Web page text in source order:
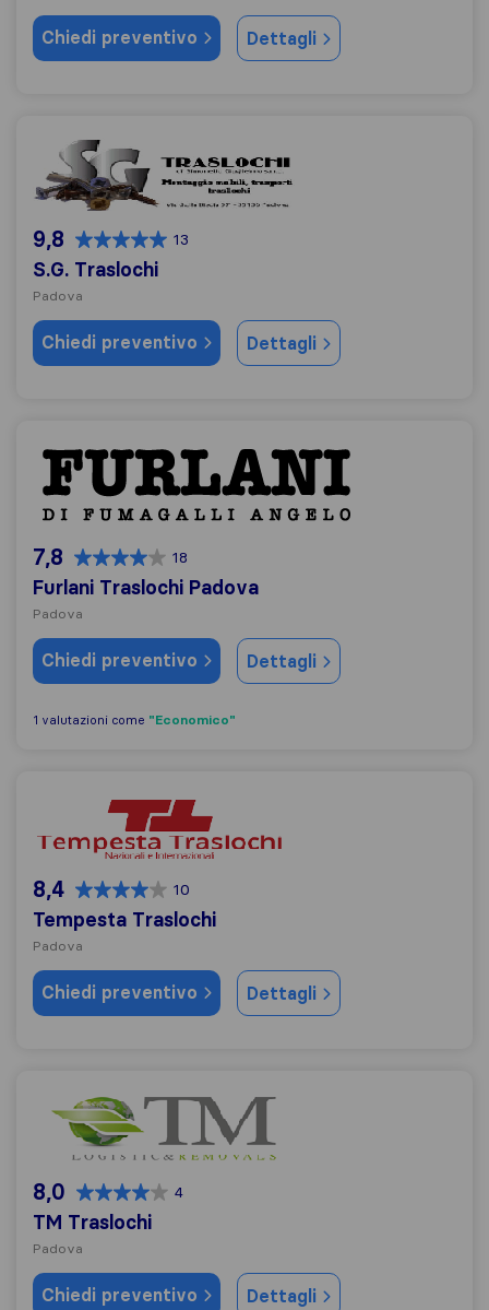
Chiedi preventivo Dettagli
S.G. Traslochi
9,8 13
S.G. Traslochi
Padova
Chiedi preventivo Dettagli
Furlani Traslochi Padova
7,8 18
Furlani Traslochi Padova
Padova
Chiedi preventivo Dettagli
1 valutazioni come "Economico"
Tempesta Traslochi
8,4 10
Tempesta Traslochi
Padova
Chiedi preventivo Dettagli
TM Traslochi
8,0 4
TM Traslochi
Padova
Chiedi preventivo Dettagli